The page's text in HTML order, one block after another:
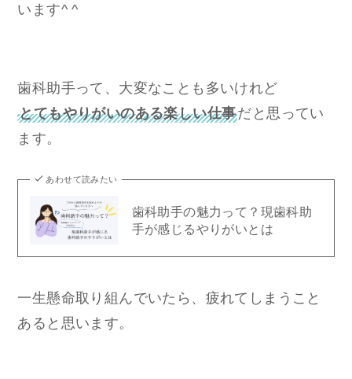
います^ ^
歯科助手って、大変なことも多いけれど
とてもやりがいのある楽しい仕事だと思ってい
ます。
あわせて読みたい
歯科助手の魅力って？現歯科助
手が感じるやりがいとは
一生懸命取り組んでいたら、疲れてしまうこと
あると思います。